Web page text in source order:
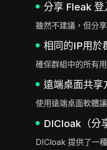
分享 Fleak 登
雖然不建議，但分
相同的IP用於
確保群組中的所有
遠端桌面共享
使用遠端桌面軟體
DICloak（分
DICloak 提供了一